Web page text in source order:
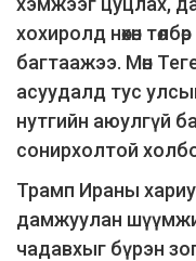
хохиролд нөхөн
багтаажээ. Мөн
асуудалд тус
нутгийн аюулгүй
сонирхолтой
Трамп Ираны
дамжуулан
чадавхыг бүрэн